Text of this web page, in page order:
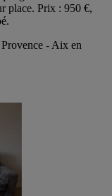
place. Prix : 950 €,
- Aix en